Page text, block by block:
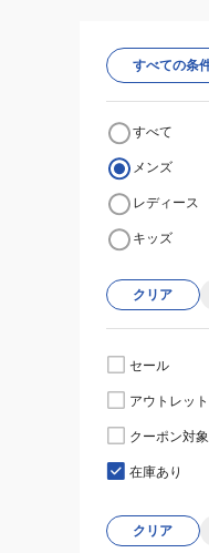
すべての条
すべて
メンズ
レディース
キッズ
クリア
セール
アウトレット
クーポン対象
在庫あり
クリア